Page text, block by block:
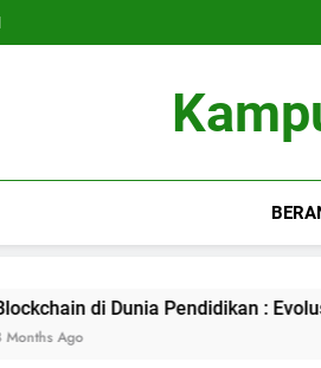
Dunia Pendidikan : Evolusi Dokumen